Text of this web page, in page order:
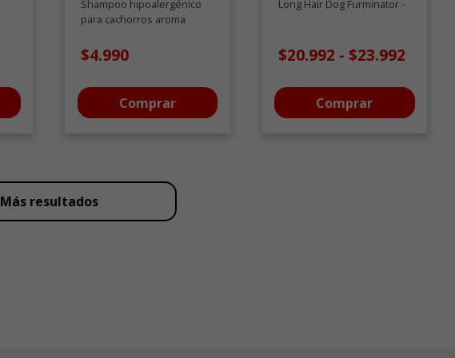
Shampoo hipoalergénico
para cachorros aroma
$4.990
Comprar
Long Hair Dog Furminator -
$20.992 - $23.992
Comprar
Más resultados